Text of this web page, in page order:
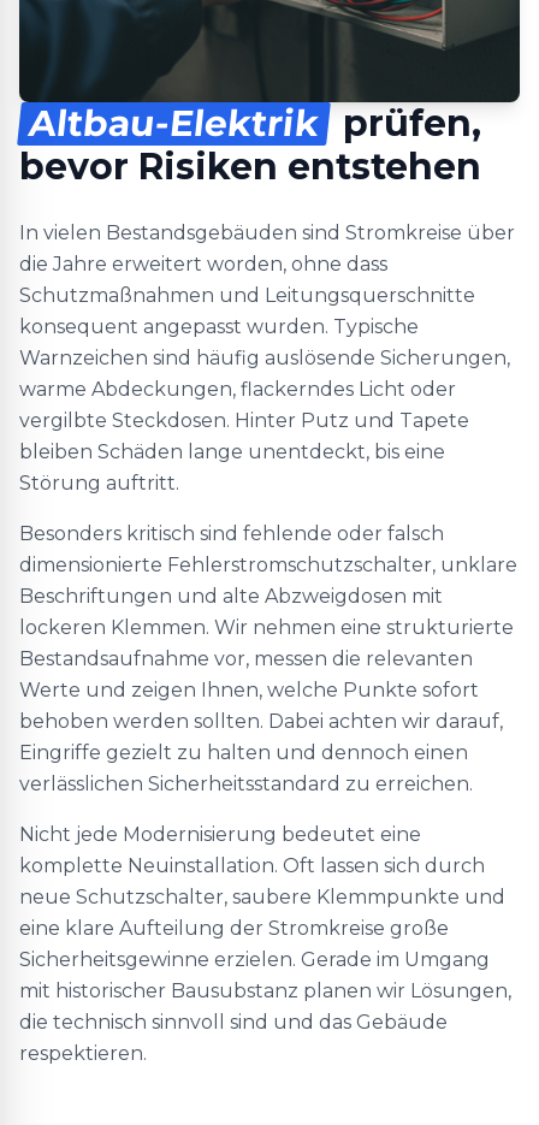
Altbau-Elektrik prüfen,
bevor Risiken entstehen
In vielen Bestandsgebäuden sind Stromkreise über
die Jahre erweitert worden, ohne dass
Schutzmaßnahmen und Leitungsquerschnitte
konsequent angepasst wurden. Typische
Warnzeichen sind häufig auslösende Sicherungen,
warme Abdeckungen, flackerndes Licht oder
vergilbte Steckdosen. Hinter Putz und Tapete
bleiben Schäden lange unentdeckt, bis eine
Störung auftritt.
Besonders kritisch sind fehlende oder falsch
dimensionierte Fehlerstromschutzschalter, unklare
Beschriftungen und alte Abzweigdosen mit
lockeren Klemmen. Wir nehmen eine strukturierte
Bestandsaufnahme vor, messen die relevanten
Werte und zeigen Ihnen, welche Punkte sofort
behoben werden sollten. Dabei achten wir darauf,
Eingriffe gezielt zu halten und dennoch einen
verlässlichen Sicherheitsstandard zu erreichen.
Nicht jede Modernisierung bedeutet eine
komplette Neuinstallation. Oft lassen sich durch
neue Schutzschalter, saubere Klemmpunkte und
eine klare Aufteilung der Stromkreise große
Sicherheitsgewinne erzielen. Gerade im Umgang
mit historischer Bausubstanz planen wir Lösungen,
die technisch sinnvoll sind und das Gebäude
respektieren.